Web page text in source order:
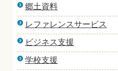
郷土資料
レファレンスサービス
ビジネス支援
学校支援